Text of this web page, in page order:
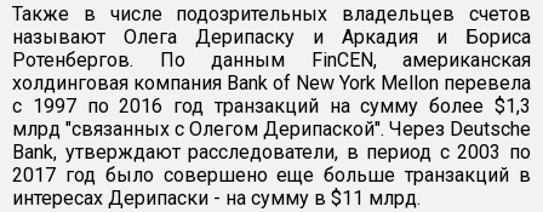
Также в числе подозрительных владельцев счетов
называют Олега Дерипаску и Аркадия и Бориса
Ротенбергов. По данным FinCEN, американская
холдинговая компания Bank of New York Mellon перевела
с 1997 по 2016 год транзакций на сумму более $1,3
млрд "связанных с Олегом Дерипаской". Через Deutsche
Bank, утверждают расследователи, в период с 2003 по
2017 год было совершено еще больше транзакций в
интересах Дерипаски - на сумму в $11 млрд.